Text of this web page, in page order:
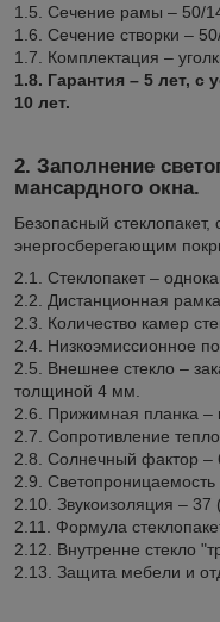
1.5. Сечение рамы – 50/
1.6. Сечение створки –
1.7. Комплектация –
1.8. Гарантия – 5 лет,
10 лет.
2. Заполнение
мансардного окна.
Безопасный
энергосберегающим
2.1. Стеклопакет –
2.2. Дистанционная
2.3. Количество камер
2.4. Низкоэмиссионное
2.5. Внешнее стекло –
толщиной 4 мм.
2.6. Прижимная планка
2.7. Сопротивление
2.8. Солнечный фактор –
2.9. Светопроницаемость
2.10. Звукоизоляция – 37
2.11. Формула
2.12. Внутренне стекло
2.13. Защита мебели и